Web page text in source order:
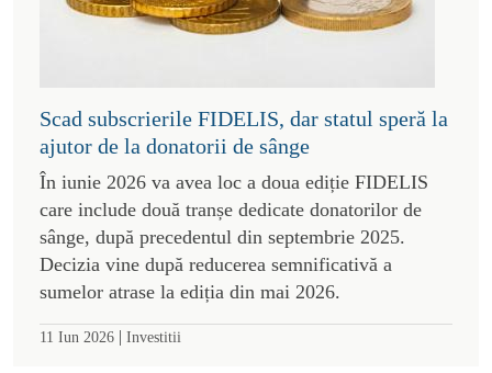
Scad subscrierile FIDELIS, dar statul speră la
ajutor de la donatorii de sânge
În iunie 2026 va avea loc a doua ediție FIDELIS
care include două tranșe dedicate donatorilor de
sânge, după precedentul din septembrie 2025.
Decizia vine după reducerea semnificativă a
sumelor atrase la ediția din mai 2026.
11 Iun 2026 | Investitii